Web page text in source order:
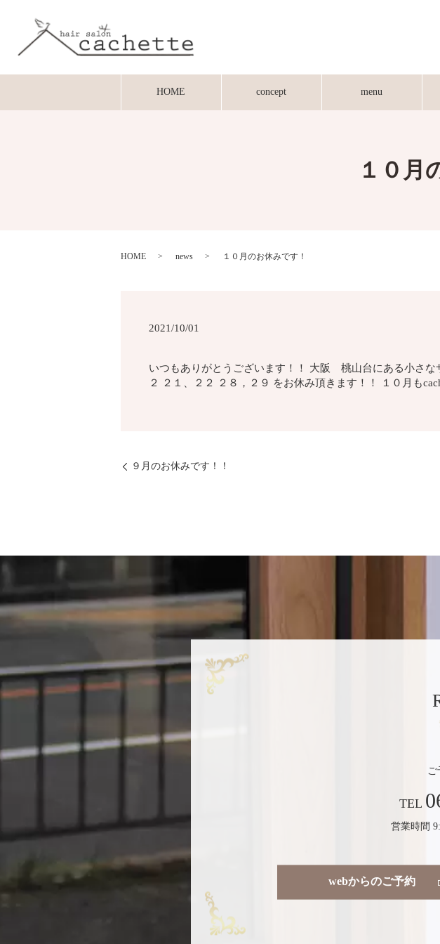
HOME concept menu
１０月
HOME news １０月のお休みです！
2021/10/01
いつもありがとうございます！！ 大阪 桃山台にある小さ
２ ２１、２２ ２８，２９ をお休み頂きます！！ １０月も
９月のお休みです！！
ご
TEL
営業時間
webからのご予約